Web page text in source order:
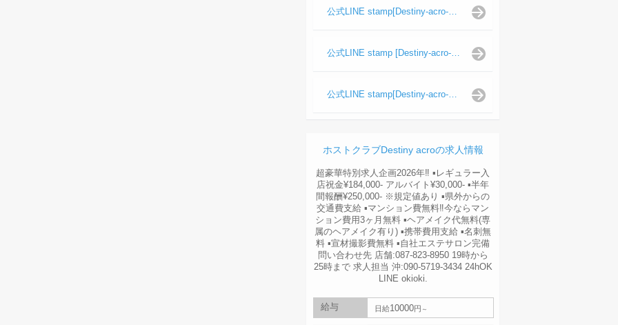
公式LINE stamp[Destiny-acro-日向よし代表代行]
公式LINE stamp [Destiny-acro-波旬]
公式LINE stamp[Destiny-acro-天照陽]
ホストクラブDestiny acroの求人情報
超豪華特別求人企画2026年‼︎ ▪️レギュラー入
店祝金¥184,000- アルバイト¥30,000- ▪️半年
間報酬¥250,000- ※規定値あり ▪️県外からの
交通費支給 ▪️マンション費無料‼︎今ならマン
ション費用3ヶ月無料 ▪️ヘアメイク代無料(専
属のヘアメイク有り) ▪️携帯費用支給 ▪️名刺無
料 ▪️宣材撮影費無料 ▪️自社エステサロン完備
問い合わせ先 店舗:087-823-8950 19時から
25時まで 求人担当 沖:090-5719-3434 24hOK
LINE okioki.
給与 日給10000円